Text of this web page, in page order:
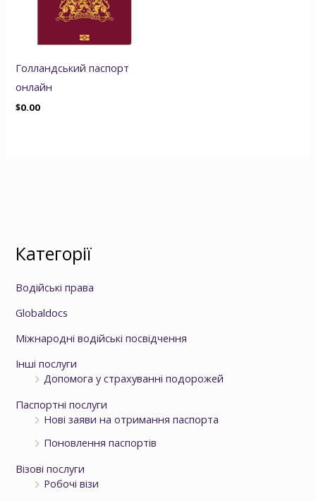
Голландський паспорт
онлайн
$0.00
Категорії
Водійські права
Globaldocs
Міжнародні водійські посвідчення
Інші послуги
Допомога у страхуванні подорожей
Паспортні послуги
Нові заяви на отримання паспорта
Поновлення паспортів
Візові послуги
Робочі візи